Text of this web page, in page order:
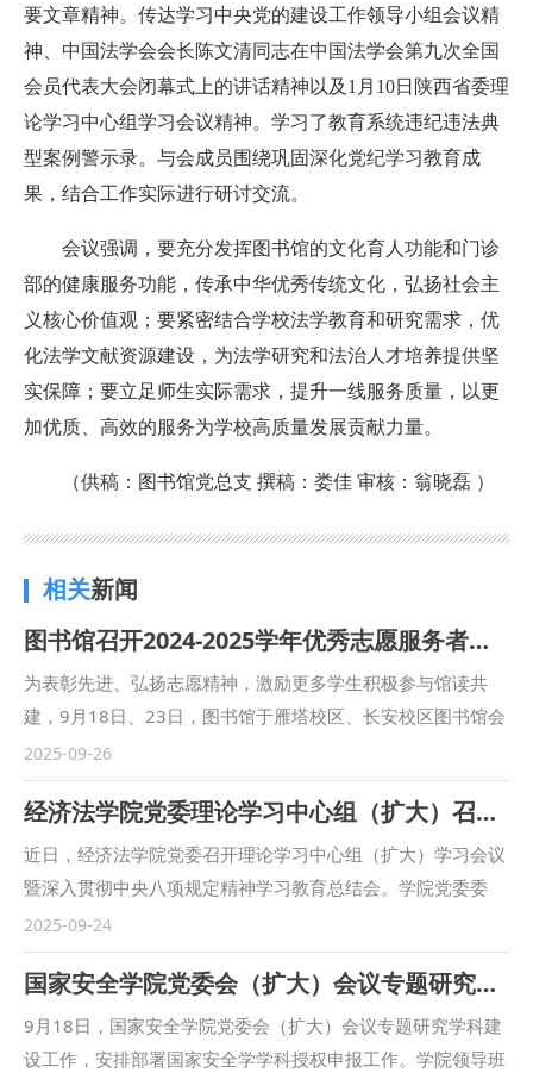
要文章精神。传达学习中央党的建设工作领导小组会议精
神、中国法学会会长陈文清同志在中国法学会第九次全国
会员代表大会闭幕式上的讲话精神以及1月10日陕西省委理
论学习中心组学习会议精神。学习了教育系统违纪违法典
型案例警示录。与会成员围绕巩固深化党纪学习教育成
果，结合工作实际进行研讨交流。
会议强调，要充分发挥图书馆的文化育人功能和门诊
部的健康服务功能，传承中华优秀传统文化，弘扬社会主
义核心价值观；要紧密结合学校法学教育和研究需求，优
化法学文献资源建设，为法学研究和法治人才培养提供坚
实保障；要立足师生实际需求，提升一线服务质量，以更
加优质、高效的服务为学校高质量发展贡献力量。
（供稿：图书馆党总支 撰稿：娄佳 审核：翁晓磊 ）
相关新闻
图书馆召开2024-2025学年优秀志愿服务者、社团干部表彰大会
为表彰先进、弘扬志愿精神，激励更多学生积极参与馆读共
建，9月18日、23日，图书馆于雁塔校区、长安校区图书馆会
议室召开2024-2025学年优秀志愿服务者、社团干部表彰大
会。图书馆党政领导班子、相关指导老师及40余名学生代表参
加会议。图书馆党总支副书记、副馆长盖青青主持会议。 馆
长张宏斌代表图书馆向2024-2025学年优秀志愿者与社团干部
表示感谢。他充分肯定了同学们在阅读推广、公众号运营及读
者服务等图书馆工作中付出的努力与奉献，并希望受表彰的同
学们持续发扬爱岗敬业、团结友爱的精神，在未来的学习与生
活中葆有热爱，坚持阅读，践行志愿服务，彰显青春担当。
本次会议表彰了在图书馆学生管理委员会、志愿服务者、读书
促进会、馆刊编辑部、官微编辑部工作中表现优异的270名学
2025-09-26
经济法学院党委理论学习中心组（扩大）召开学习会议暨深入贯彻中央八项规定精神学习教育总结会
近日，经济法学院党委召开理论学习中心组（扩大）学习会议
暨深入贯彻中央八项规定精神学习教育总结会。学院党委委
员、领导班子成员、党支部书记、科级干部参加，会议由党委
书记李建梅主持。 会议学习了习近平总书记给全国特岗教师
代表的回信精神、在纪念中国人民抗日战争暨世界反法西斯战
争胜利80周年大会上的讲话精神、在“上海合作组织+”会议上
的讲话精神和在西藏自治区成立60周年庆祝活动上的讲话精
2025-09-24
国家安全学院党委会（扩大）会议专题研究部署国家安全学学科建设工作
9月18日，国家安全学院党委会（扩大）会议专题研究学科建
设工作，安排部署国家安全学学科授权申报工作。学院领导班